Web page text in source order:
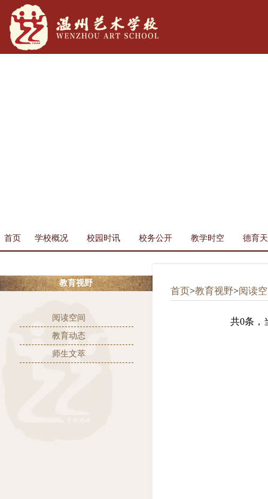
首页 学校概况 校园时讯 校务公开 教学时空 德育
教育视野
阅读空间
教育动态
师生文萃
首页>教育视野>阅读
共0条，